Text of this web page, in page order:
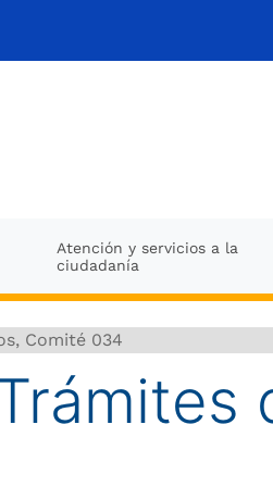
Atención y servicios a la
ciudadanía
Comité 034